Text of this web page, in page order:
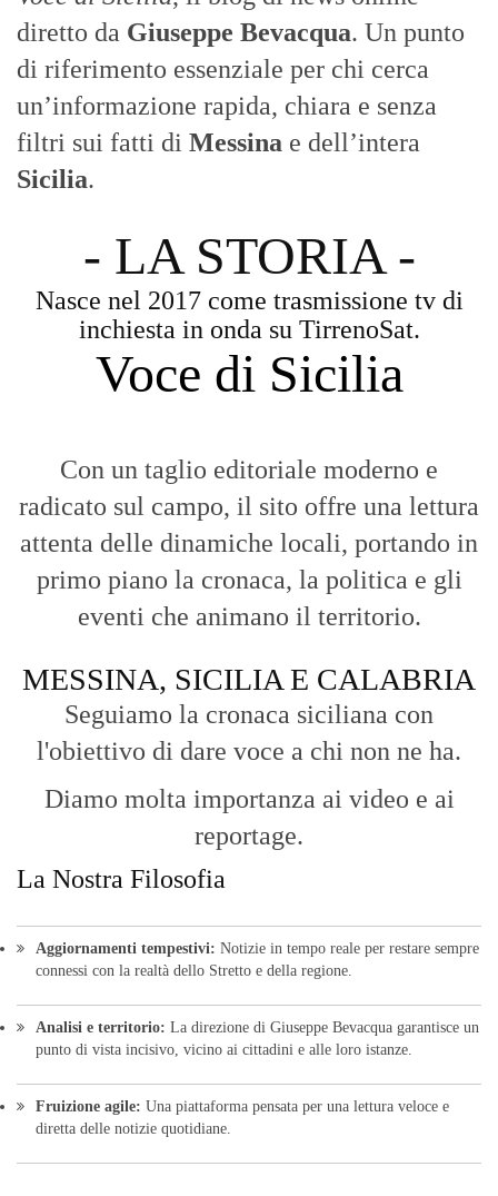
diretto da Giuseppe Bevacqua. Un punto
di riferimento essenziale per chi cerca
un’informazione rapida, chiara e senza
filtri sui fatti di Messina e dell’intera
Sicilia.
- LA STORIA -
Nasce nel 2017 come trasmissione tv di
inchiesta in onda su TirrenoSat.
Voce di Sicilia
Con un taglio editoriale moderno e
radicato sul campo, il sito offre una lettura
attenta delle dinamiche locali, portando in
primo piano la cronaca, la politica e gli
eventi che animano il territorio.
MESSINA, SICILIA E CALABRIA
Seguiamo la cronaca siciliana con
l'obiettivo di dare voce a chi non ne ha.
Diamo molta importanza ai video e ai
reportage.
La Nostra Filosofia
Aggiornamenti tempestivi: Notizie in tempo reale per restare sempre
connessi con la realtà dello Stretto e della regione.
Analisi e territorio: La direzione di Giuseppe Bevacqua garantisce un
punto di vista incisivo, vicino ai cittadini e alle loro istanze.
Fruizione agile: Una piattaforma pensata per una lettura veloce e
diretta delle notizie quotidiane.